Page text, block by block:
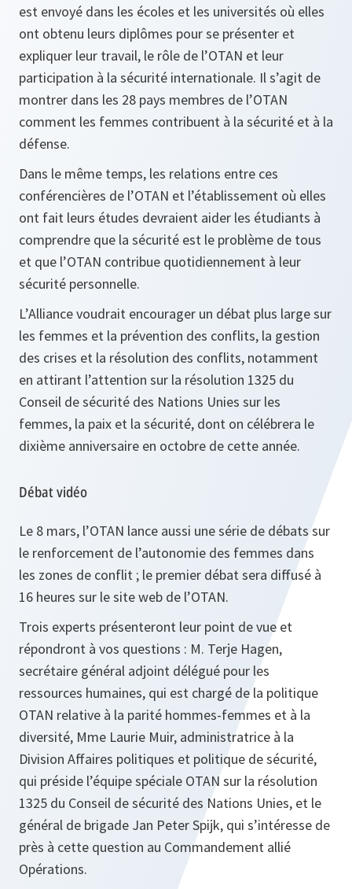
est envoyé dans les écoles et les universités où elles
ont obtenu leurs diplômes pour se présenter et
expliquer leur travail, le rôle de l’OTAN et leur
participation à la sécurité internationale. Il s’agit de
montrer dans les 28 pays membres de l’OTAN
comment les femmes contribuent à la sécurité et à la
défense.
Dans le même temps, les relations entre ces
conférencières de l’OTAN et l’établissement où elles
ont fait leurs études devraient aider les étudiants à
comprendre que la sécurité est le problème de tous
et que l’OTAN contribue quotidiennement à leur
sécurité personnelle.
L’Alliance voudrait encourager un débat plus large sur
les femmes et la prévention des conflits, la gestion
des crises et la résolution des conflits, notamment
en attirant l’attention sur la résolution 1325 du
Conseil de sécurité des Nations Unies sur les
femmes, la paix et la sécurité, dont on célébrera le
dixième anniversaire en octobre de cette année.
Débat vidéo
Le 8 mars, l’OTAN lance aussi une série de débats sur
le renforcement de l’autonomie des femmes dans
les zones de conflit ; le premier débat sera diffusé à
16 heures sur le site web de l’OTAN.
Trois experts présenteront leur point de vue et
répondront à vos questions : M. Terje Hagen,
secrétaire général adjoint délégué pour les
ressources humaines, qui est chargé de la politique
OTAN relative à la parité hommes-femmes et à la
diversité, Mme Laurie Muir, administratrice à la
Division Affaires politiques et politique de sécurité,
qui préside l’équipe spéciale OTAN sur la résolution
1325 du Conseil de sécurité des Nations Unies, et le
général de brigade Jan Peter Spijk, qui s’intéresse de
près à cette question au Commandement allié
Opérations.